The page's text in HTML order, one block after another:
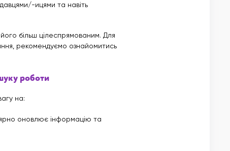
ицями та навіть
більш цілеспрямованим. Для
рекомендуємо ознайомитись
роботи
на:
оновлює інформацію та